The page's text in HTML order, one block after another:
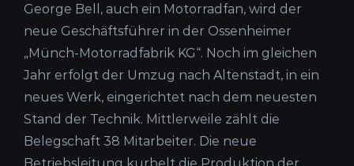
George Bell, auch ein Motorradfan, wird der
neue Geschäftsführer in der Ossenheimer
„Münch-Motorradfabrik KG“. Noch im gleichen
Jahr erfolgt der Umzug nach Altenstadt, in ein
neues Werk, eingerichtet nach dem neuesten
Stand der Technik. Mittlerweile zählt die
Belegschaft 38 Mitarbeiter. Die neue